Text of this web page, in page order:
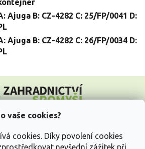
vaše cookies?
cookies. Díky povolení cookies
nevšední zážitek při
Ajuga B: CZ-4282 C: 25/FP/0041 D:
Ajuga B: CZ-4282 C: 26/FP/0034 D: